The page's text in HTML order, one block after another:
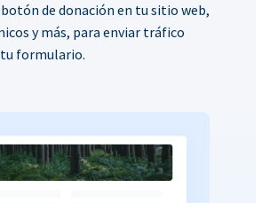
botón de donación en tu sitio web,
y más, para enviar tráfico
formulario.